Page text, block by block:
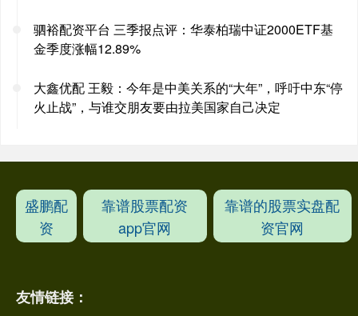
驷裕配资平台 三季报点评：华泰柏瑞中证2000ETF基
金季度涨幅12.89%
大鑫优配 王毅：今年是中美关系的“大年”，呼吁中东“停
火止战”，与谁交朋友要由拉美国家自己决定
盛鹏配
资
靠谱股票配资
app官网
靠谱的股票实盘配
资官网
友情链接：